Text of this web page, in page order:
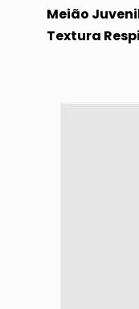
Meião
Textura